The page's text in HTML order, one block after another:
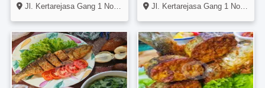
Jl. Kertarejasa Gang 1 No. 44 (Samping SMP Negeri 1 Singosari), Candirenggo, Malang Jl. Kertarejasa Gang 1 No. 44 (Samping SMP Negeri 1 Singosari), Candirenggo, Malang